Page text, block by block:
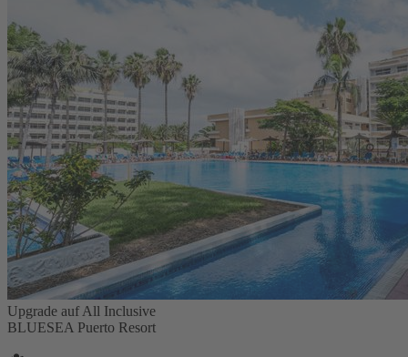
Upgrade auf All Inclusive
BLUESEA Puerto Resort